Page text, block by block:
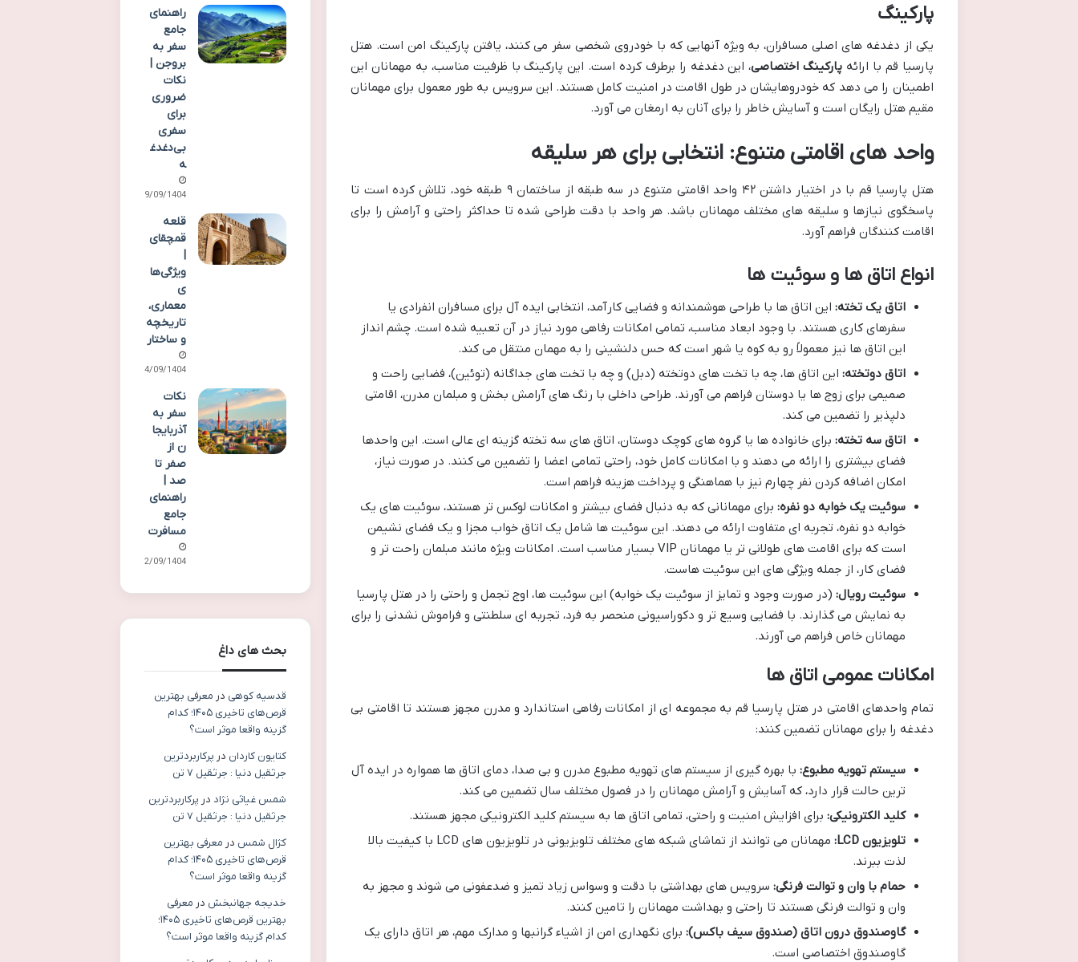
پارکینگ
یکی از دغدغه های اصلی مسافران، به ویژه آنهایی که با خودروی شخصی سفر می کنند، یافتن پارکینگ امن است. هتل
پارسیا قم با ارائه پارکینگ اختصاصی، این دغدغه را برطرف کرده است. این پارکینگ با ظرفیت مناسب، به مهمانان این
اطمینان را می دهد که خودروهایشان در طول اقامت در امنیت کامل هستند. این سرویس به طور معمول برای مهمانان
مقیم هتل رایگان است و آسایش خاطر را برای آنان به ارمغان می آورد.
واحد های اقامتی متنوع: انتخابی برای هر سلیقه
هتل پارسیا قم با در اختیار داشتن ۴۲ واحد اقامتی متنوع در سه طبقه از ساختمان ۹ طبقه خود، تلاش کرده است تا
پاسخگوی نیازها و سلیقه های مختلف مهمانان باشد. هر واحد با دقت طراحی شده تا حداکثر راحتی و آرامش را برای
اقامت کنندگان فراهم آورد.
انواع اتاق ها و سوئیت ها
اتاق یک تخته: این اتاق ها با طراحی هوشمندانه و فضایی کارآمد، انتخابی ایده آل برای مسافران انفرادی یا
سفرهای کاری هستند. با وجود ابعاد مناسب، تمامی امکانات رفاهی مورد نیاز در آن تعبیه شده است. چشم انداز
این اتاق ها نیز معمولاً رو به کوه یا شهر است که حس دلنشینی را به مهمان منتقل می کند.
اتاق دوتخته: این اتاق ها، چه با تخت های دوتخته (دبل) و چه با تخت های جداگانه (توئین)، فضایی راحت و
صمیمی برای زوج ها یا دوستان فراهم می آورند. طراحی داخلی با رنگ های آرامش بخش و مبلمان مدرن، اقامتی
دلپذیر را تضمین می کند.
اتاق سه تخته: برای خانواده ها یا گروه های کوچک دوستان، اتاق های سه تخته گزینه ای عالی است. این واحدها
فضای بیشتری را ارائه می دهند و با امکانات کامل خود، راحتی تمامی اعضا را تضمین می کنند. در صورت نیاز،
امکان اضافه کردن نفر چهارم نیز با هماهنگی و پرداخت هزینه فراهم است.
سوئیت یک خوابه دو نفره: برای مهمانانی که به دنبال فضای بیشتر و امکانات لوکس تر هستند، سوئیت های یک
خوابه دو نفره، تجربه ای متفاوت ارائه می دهند. این سوئیت ها شامل یک اتاق خواب مجزا و یک فضای نشیمن
است که برای اقامت های طولانی تر یا مهمانان VIP بسیار مناسب است. امکانات ویژه مانند مبلمان راحت تر و
فضای کار، از جمله ویژگی های این سوئیت هاست.
سوئیت رویال: (در صورت وجود و تمایز از سوئیت یک خوابه) این سوئیت ها، اوج تجمل و راحتی را در هتل پارسیا
به نمایش می گذارند. با فضایی وسیع تر و دکوراسیونی منحصر به فرد، تجربه ای سلطنتی و فراموش نشدنی را برای
مهمانان خاص فراهم می آورند.
امکانات عمومی اتاق ها
تمام واحدهای اقامتی در هتل پارسیا قم به مجموعه ای از امکانات رفاهی استاندارد و مدرن مجهز هستند تا اقامتی بی
دغدغه را برای مهمانان تضمین کنند:
سیستم تهویه مطبوع: با بهره گیری از سیستم های تهویه مطبوع مدرن و بی صدا، دمای اتاق ها همواره در ایده آل
ترین حالت قرار دارد، که آسایش و آرامش مهمانان را در فصول مختلف سال تضمین می کند.
کلید الکترونیکی: برای افزایش امنیت و راحتی، تمامی اتاق ها به سیستم کلید الکترونیکی مجهز هستند.
تلویزیون LCD:
مهمانان می توانند از تماشای شبکه های مختلف تلویزیونی در تلویزیون های LCD با کیفیت بالا
لذت ببرند.
حمام با وان و توالت فرنگی: سرویس های بهداشتی با دقت و وسواس زیاد تمیز و ضدعفونی می شوند و مجهز به
وان و توالت فرنگی هستند تا راحتی و بهداشت مهمانان را تامین کنند.
گاوصندوق درون اتاق (صندوق سیف باکس): برای نگهداری امن از اشیاء گرانبها و مدارک مهم، هر اتاق دارای یک
گاوصندوق اختصاصی است.
راهنمای
جامع
سفر به
بروجن |
نکات
ضروری
برای
سفری
بی‌دغدغ
ه
29/09/1404
قلعه
قمچقای
ویژگی‌ها
ی
معماری،
تاریخچه
و ساختار
24/09/1404
نکات
سفر به
آذربایجا
ن از
صفر تا
صد |
راهنمای
جامع
مسافرت
22/09/1404
بحث های داغ
قدسیه کوهی در معرفی بهترین
قرص‌های تاخیری ۱۴۰۵؛ کدام
گزینه واقعا موثر است؟
کتایون کاردان در پرکاربردترین
جرثقیل دنیا : جرثقیل ۷ تن
شمس غیاثی نژاد در پرکاربردترین
جرثقیل دنیا : جرثقیل ۷ تن
کژال شمس در معرفی بهترین
قرص‌های تاخیری ۱۴۰۵؛ کدام
گزینه واقعا موثر است؟
خدیجه جهانبخش در معرفی
بهترین قرص‌های تاخیری ۱۴۰۵؛
کدام گزینه واقعا موثر است؟